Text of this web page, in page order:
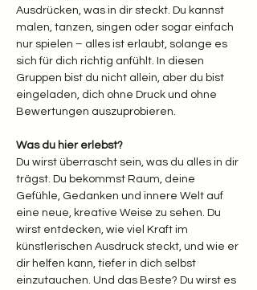
Ausdrücken, was in dir steckt. Du kannst
malen, tanzen, singen oder sogar einfach
nur spielen – alles ist erlaubt, solange es
sich für dich richtig anfühlt. In diesen
Gruppen bist du nicht allein, aber du bist
eingeladen, dich ohne Druck und ohne
Bewertungen auszuprobieren.
Was du hier erlebst?
Du wirst überrascht sein, was du alles in dir
trägst. Du bekommst Raum, deine
Gefühle, Gedanken und innere Welt auf
eine neue, kreative Weise zu sehen. Du
wirst entdecken, wie viel Kraft im
künstlerischen Ausdruck steckt, und wie er
dir helfen kann, tiefer in dich selbst
einzutauchen. Und das Beste? Du wirst es